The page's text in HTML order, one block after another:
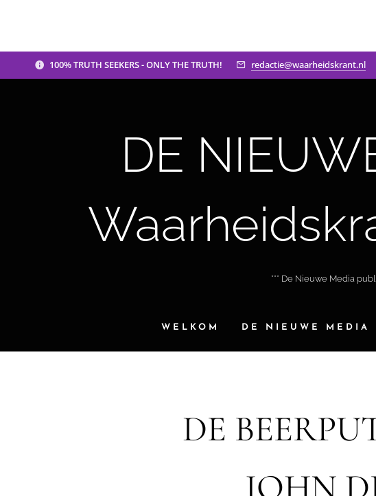
100% TRUTH SEEKERS - ONLY THE TRUTH! redactie@waarheidskrant.nl
DE
*** De Nieuwe Media
WELKOM DE NIEUWE MEDIA
DE